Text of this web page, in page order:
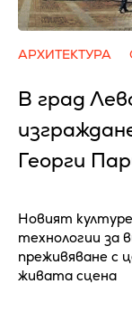
АРХИТЕКТУРА
В град
Георги
Новият
технологии за
преживяване с
живата сцена